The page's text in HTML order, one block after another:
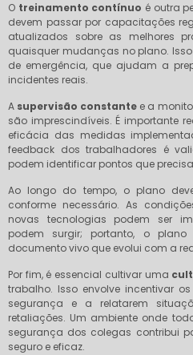
O treinamento contínuo é outra
devem passar por capacitações
atualizados sobre as melhores
quaisquer mudanças no plano.
de emergência, que ajudam a
incidentes reais.
A supervisão constante e a
são imprescindíveis. É importante
eficácia das medidas
feedback dos trabalhadores é
podem identificar pontos que
Ao longo do tempo, o plano
conforme necessário. As
novas tecnologias podem ser
podem surgir; portanto, o
documento vivo que evolui com a
Por fim, é essencial cultivar uma
trabalho. Isso envolve incentivar
segurança e a relatarem
retaliações. Um ambiente onde
segurança dos colegas contribui
seguro e eficaz.